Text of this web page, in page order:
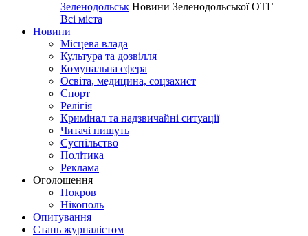
Зеленодольськ Новини Зеленодольської ОТГ
Всі міста
Новини
Місцева влада
Культура та дозвілля
Комунальна сфера
Освіта, медицина, соцзахист
Спорт
Релігія
Кримінал та надзвичайні ситуації
Читачі пишуть
Суспільство
Політика
Реклама
Оголошення
Покров
Нікополь
Опитування
Стань журналістом